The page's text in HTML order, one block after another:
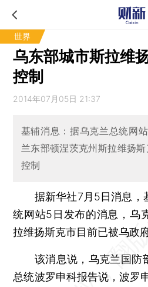
世界
乌东部城市斯拉维
控制
2014年07月05日 21:37
基辅消息：据乌克兰总统网
兰东部顿涅茨克州斯拉维扬
控制
据新华社7月5日消息，
统网站5日发布的消息，乌
拉维扬斯克市目前已被乌政
该消息说，乌克兰国防
总统波罗申科报告说，波罗